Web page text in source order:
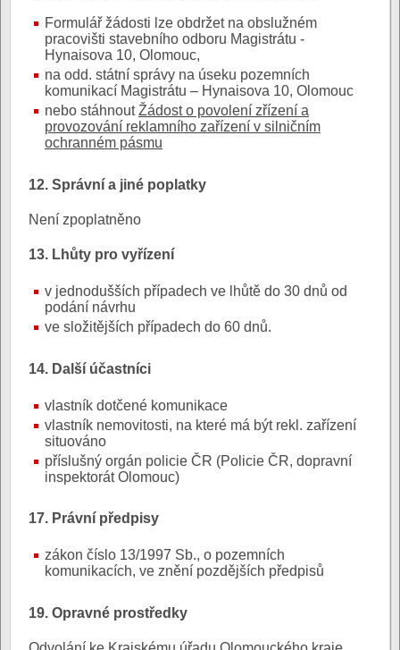
Formulář žádosti lze obdržet na obslužném
pracovišti stavebního odboru Magistrátu -
Hynaisova 10, Olomouc,
na odd. státní správy na úseku pozemních
komunikací Magistrátu – Hynaisova 10, Olomouc
nebo stáhnoutŽádost o povolení zřízení a
provozování reklamního zařízení v silničním
ochranném pásmu
12. Správní a jiné poplatky
Není zpoplatněno
13. Lhůty pro vyřízení
v jednodušších případech ve lhůtě do 30 dnů od
podání návrhu
ve složitějších případech do 60 dnů.
14. Další účastníci
vlastník dotčené komunikace
vlastník nemovitosti, na které má být rekl. zařízení
situováno
příslušný orgán policie ČR (Policie ČR, dopravní
inspektorát Olomouc)
17. Právní předpisy
zákon číslo 13/1997 Sb., o pozemních
komunikacích, ve znění pozdějších předpisů
19. Opravné prostředky